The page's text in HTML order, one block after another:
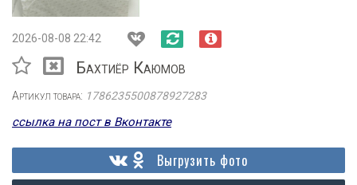
2026-08-08 22:42
Бахтиёр Каюмов
Артикул товара: 1786235500878927283
ссылка на пост в Вконтакте
Выгрузить фото